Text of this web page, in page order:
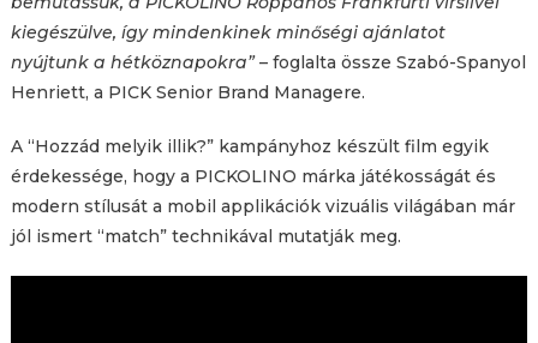
kiegészülve, így mindenkinek minőségi ajánlatot
nyújtunk a hétköznapokra”– foglalta össze Szabó-Spanyol
Henriett, a PICK Senior Brand Managere.
A “Hozzád melyik illik?” kampányhoz készült film egyik
érdekessége, hogy a PICKOLINO márka játékosságát és
modern stílusát a mobil applikációk vizuális világában már
jól ismert “match” technikával mutatják meg.